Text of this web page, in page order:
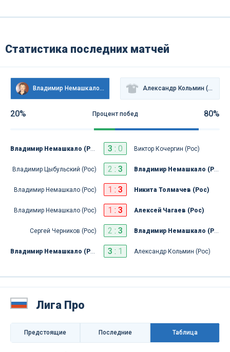
Статистика последних матчей
Владимир Немашкало (Рос) Александр Кольмин (Рос)
20% Процент побед 80%
Владимир Немашкало (Рос) 3 : 0 Виктор Кочергин (Рос)
Владимир Цыбульский (Рос) 2 : 3 Владимир Немашкало (Рос)
Владимир Немашкало (Рос) 1 : 3 Никита Толмачев (Рос)
Владимир Немашкало (Рос) 1 : 3 Алексей Чагаев (Рос)
Сергей Черников (Рос) 2 : 3 Владимир Немашкало (Рос)
Владимир Немашкало (Рос) 3 : 1 Александр Кольмин (Рос)
Лига Про
Предстоящие Последниe Таблица